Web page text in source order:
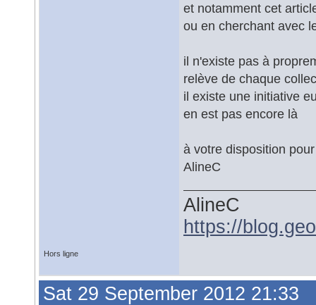
et notamment cet
ou en cherchant avec
il n'existe pas à
relève de chaque
il existe une initiative
en est pas encore là
à votre disposition
AlineC
AlineC
https://
Hors ligne
Sat 29 September 2012 21:33